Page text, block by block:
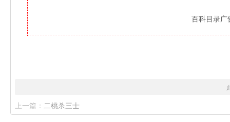
百科目录
上一篇： 二桃杀三士